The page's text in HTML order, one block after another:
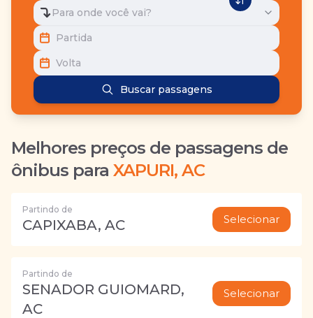
Para onde você vai?
Partida
Volta
Buscar passagens
Melhores preços de passagens de
ônibus para XAPURI, AC
Partindo de
CAPIXABA, AC Selecionar
Partindo de
SENADOR GUIOMARD,
AC
Selecionar